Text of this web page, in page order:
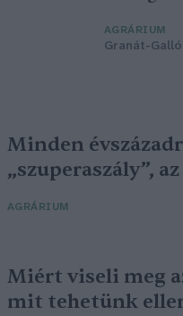
AGRÁRIUM
Granát-
Minden
„szuperaszály”,
AGRÁRIUM
Miért viseli meg
mit tehetünk